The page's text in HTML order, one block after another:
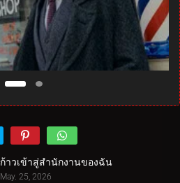
ก้าวเข้าสู่สำนักงานของฉัน
May. 25, 2026